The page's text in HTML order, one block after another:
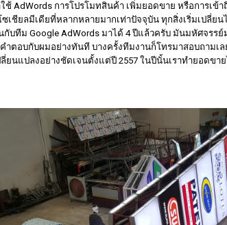
ช้ AdWords การโปรโมทสินค้า เพิ่มยอดขาย หรือการเข้
เชียลมีเดียที่หลากหลายมากเท่าปัจจุบัน ทุกสิ่งเริ่มเปลี่ยน
กับทีม Google AdWords มาได้ 4 ปีแล้วครับ มันมหัศจรร
ำตอบกับผมอย่างทันที บางครั้งทีมงานก็โทรมาสอบถามเ
ยนแปลงอย่างชัดเจนตั้งแต่ปี 2557 ในปีนั้นเราทำยอดขา